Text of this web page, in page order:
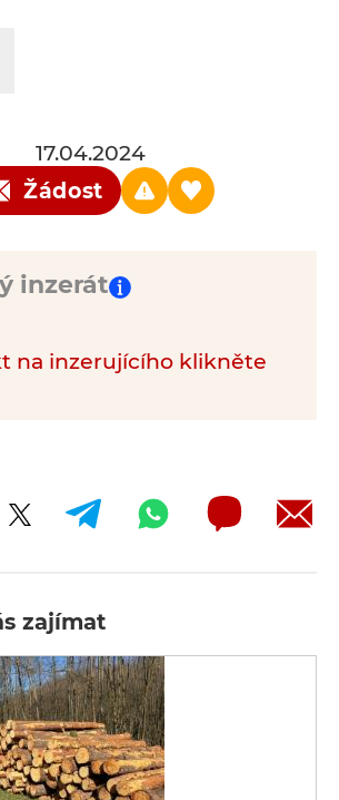
17.04.2024
Žádost
inzerát
na inzerujícího klikněte
zajímat